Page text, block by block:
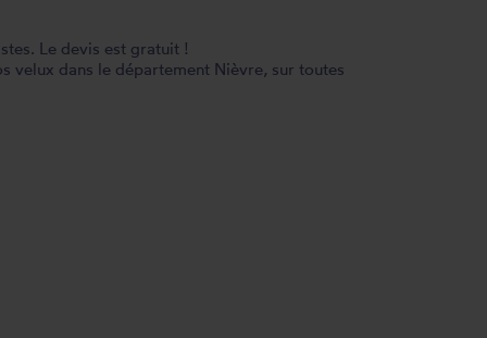
Le devis est gratuit !
velux dans le département Nièvre, sur toutes